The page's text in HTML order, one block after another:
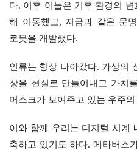
다. 이후 이들은 기후 환경의
해 이동했고, 지금과 같은 문
로봇을 개발했다.
인류는 항상 나아갔다. 가상의
상을 현실로 만들어내고 가치
머스크가 보여주고 있는 우주
이와 함께 우리는 디지털 시계
축하고 있기도 하다. 메타버스